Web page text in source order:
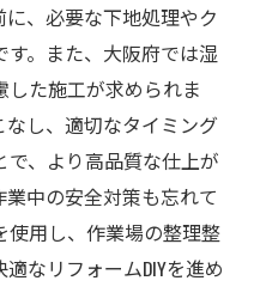
、必要な下地処理やク
。また、大阪府では湿
た施工が求められま
し、適切なタイミング
、より高品質な仕上が
中の安全対策も忘れて
使用し、作業場の整理整
なリフォームDIYを進め